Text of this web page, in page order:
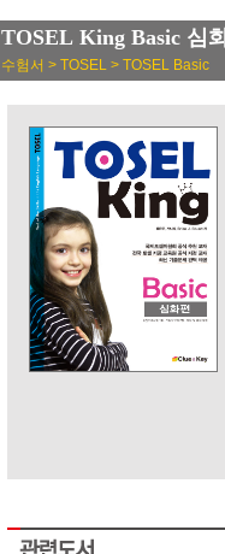
TOSEL King Basic 심
수험서 > TOSEL > TOSEL Basic